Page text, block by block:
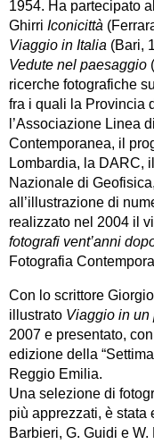
1954. Ha partecipato
Ghirri Iconicittà
Viaggio in Italia (Bari,
Vedute nel paesaggio
ricerche fotografiche
fra i quali la Provincia
l’Associazione Linea
Contemporanea, il
Lombardia, la DARC,
Nazionale di
all’illustrazione di
realizzato nel 2004 il
fotografi vent’anni
Fotografia
Con lo scrittore
illustrato Viaggio in un
2007 e presentato,
edizione della
Reggio Emilia.
Una selezione di
più apprezzati, è stata
Barbieri, G. Guidi e